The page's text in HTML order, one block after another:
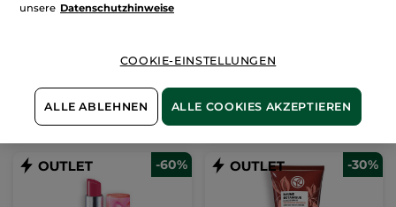
(1248)
IN DEN
WARENKORB
-60% -30%
unsere Datenschutzhinweise
COOKIE-EINSTELLUNGEN
ALLE ABLEHNEN ALLE COOKIES AKZEPTIEREN